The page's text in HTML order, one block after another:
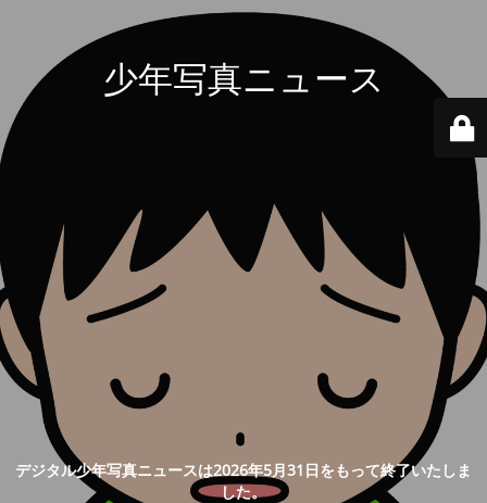
少年写真ニュース
デジタル少年写真ニュースは2026年5月31日をもって終了いたしま
した。